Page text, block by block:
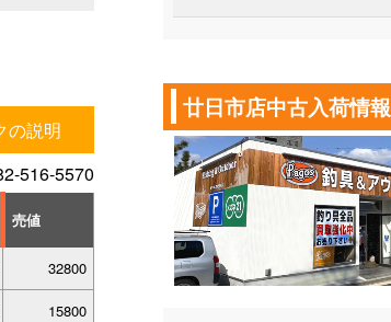
の説明
516-5570
売値
32800
15800
廿日市店中古入荷情報